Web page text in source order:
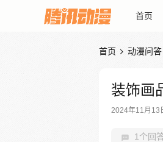
首页
首页  动漫问答
装饰画
2024年11月13
1个回